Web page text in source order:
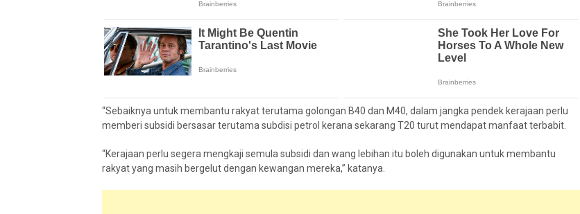
“Sebaiknya untuk membantu rakyat terutama golongan B40 dan M40, dalam jangka pendek kerajaan perlu
memberi subsidi bersasar terutama subdisi petrol kerana sekarang T20 turut mendapat manfaat terbabit.
“Kerajaan perlu segera mengkaji semula subsidi dan wang lebihan itu boleh digunakan untuk membantu
rakyat yang masih bergelut dengan kewangan mereka,” katanya.